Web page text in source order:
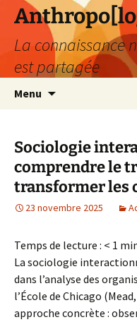
Aller
contenu
La connaissance
est partagée
Menu
Sociologie
comprendre le
transformer les
23 novembre 2025
Temps de lecture : < 1
La sociologie
dans l’analyse des
l’École de Chicago
approche concrète :